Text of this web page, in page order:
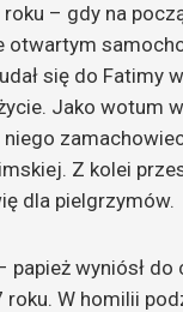
– gdy na
otwartym
się do Fatimy
Jako wotum
Z kolei
dla pielgrzymów.
wyniósł do
W homilii